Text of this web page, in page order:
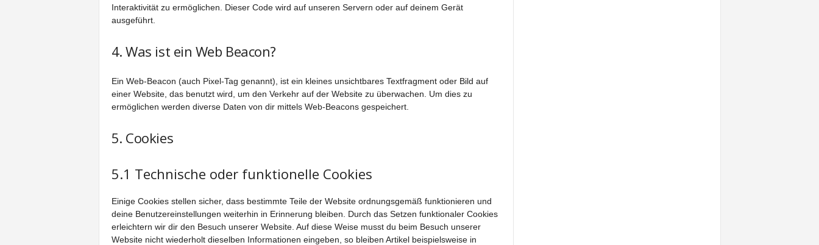
Interaktivität zu ermöglichen. Dieser Code wird auf unseren Servern oder auf deinem Gerät
ausgeführt.
4. Was ist ein Web Beacon?
Ein Web-Beacon (auch Pixel-Tag genannt), ist ein kleines unsichtbares Textfragment oder Bild auf
einer Website, das benutzt wird, um den Verkehr auf der Website zu überwachen. Um dies zu
ermöglichen werden diverse Daten von dir mittels Web-Beacons gespeichert.
5. Cookies
5.1 Technische oder funktionelle Cookies
Einige Cookies stellen sicher, dass bestimmte Teile der Website ordnungsgemäß funktionieren und
deine Benutzereinstellungen weiterhin in Erinnerung bleiben. Durch das Setzen funktionaler Cookies
erleichtern wir dir den Besuch unserer Website. Auf diese Weise musst du beim Besuch unserer
Website nicht wiederholt dieselben Informationen eingeben, so bleiben Artikel beispielsweise in